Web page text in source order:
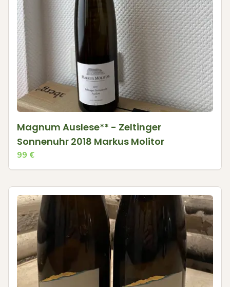
Magnum Auslese** - Zeltinger
Sonnenuhr 2018 Markus Molitor
99 €